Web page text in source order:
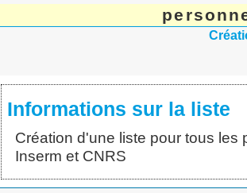
Informations sur la liste
Création d'une liste pour tous les
Inserm et CNRS